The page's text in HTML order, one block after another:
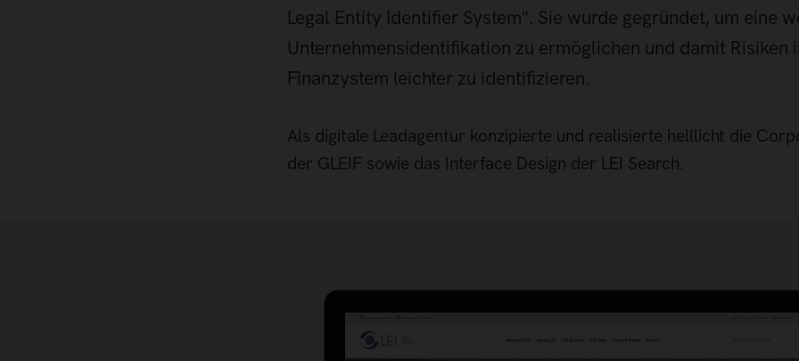
Legal Entity Identifier System". Sie wurde gegründet, um eine
Unternehmensidentifikation zu ermöglichen und damit Risiken
Finanzystem leichter zu identifizieren.
Als digitale Leadagentur konzipierte und realisierte helllicht die
der GLEIF sowie das Interface Design der LEI Search.